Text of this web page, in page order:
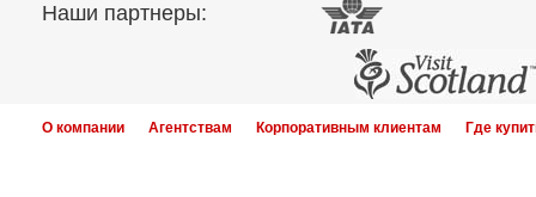
Наши партнеры:
О компании Агентствам Корпоративным клиентам Где